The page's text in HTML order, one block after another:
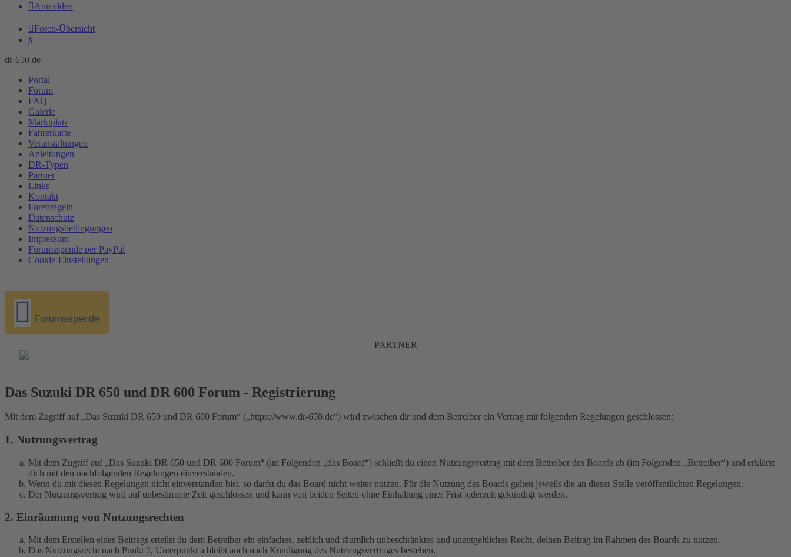
Anmelden
Foren-Übersicht
Suche
dr-650.de
Portal
Forum
FAQ
Galerie
Marktplatz
Fahrerkarte
Veranstaltungen
Anleitungen
DR-Typen
Partner
Links
Kontakt
Forenregeln
Datenschutz
Nutzungsbedingungen
Impressum
Forumsspende per PayPal
Cookie-Einstellungen
Forumsspende
PARTNER
Das Suzuki DR 650 und DR 600 Forum - Registrierung
Mit dem Zugriff auf „Das Suzuki DR 650 und DR 600 Forum“ („https://www.dr-650.de“) wird zwischen dir und dem Betreiber ein Vertrag mit folgenden Regelungen geschlossen:
1. Nutzungsvertrag
Mit dem Zugriff auf „Das Suzuki DR 650 und DR 600 Forum“ (im Folgenden „das Board“) schließt du einen Nutzungsvertrag mit dem Betreiber des Boards ab (im Folgenden „Betreiber“) und erklärst
dich mit den nachfolgenden Regelungen einverstanden.
Wenn du mit diesen Regelungen nicht einverstanden bist, so darfst du das Board nicht weiter nutzen. Für die Nutzung des Boards gelten jeweils die an dieser Stelle veröffentlichten Regelungen.
Der Nutzungsvertrag wird auf unbestimmte Zeit geschlossen und kann von beiden Seiten ohne Einhaltung einer Frist jederzeit gekündigt werden.
2. Einräumung von Nutzungsrechten
Mit dem Erstellen eines Beitrags erteilst du dem Betreiber ein einfaches, zeitlich und räumlich unbeschränktes und unentgeltliches Recht, deinen Beitrag im Rahmen des Boards zu nutzen.
Das Nutzungsrecht nach Punkt 2, Unterpunkt a bleibt auch nach Kündigung des Nutzungsvertrages bestehen.